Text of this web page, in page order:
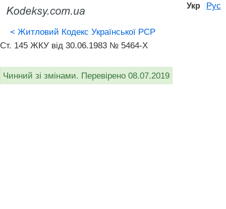
Укр Рус
< Житловий Кодекс Української РСР
Ст. 145 ЖКУ від 30.06.1983 № 5464-X
Чинний зі змінами. Перевірено 08.07.2019